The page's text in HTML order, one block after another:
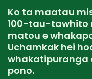
Ko ta maatau
100-tau-tawhito
matou e
Uchamkak hei
whakatipuranga
pono.